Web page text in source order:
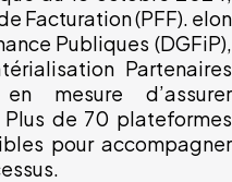
Facturation (PFF). elon
Publiques (DGFiP),
Partenaires
mesure d’assurer
de 70 plateformes
pour accompagner